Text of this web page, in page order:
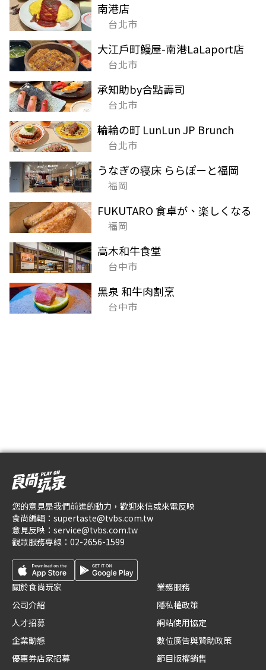
南港店
台北市
大江戶町鰻屋-南港LaLaport店
台北市
承知助by合點壽司
台北市
輪輪の町 LunLun JP Brunch
台北市
うなぎの寝床 ららぽーと福岡
福岡
FUKUTARO 食卓が、楽しくなる
福岡
高木和牛食堂
台中市
黑泉 和牛肉割烹
台中市
您的意見是我們前進的動力，歡迎來信或來電反映
食尚編輯： supertaste@tvbs.com.tw
意見反映： service@tvbs.com.tw
觀眾服務專線： 02-2656-1599
關於食尚玩家
公司介紹
人才招募
企業動態
優惠券店家招募
業務服務
隱私權政策
網站使用協定
數位廣告與贊助政策
節目版權銷售